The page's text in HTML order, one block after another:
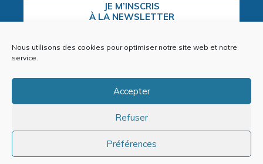
Nous utilisons des cookies pour optimiser notre site web et notre
service.
Accepter
Refuser
Préférences
JE M’INSCRIS
À LA NEWSLETTER
Politique de cookies (EU)